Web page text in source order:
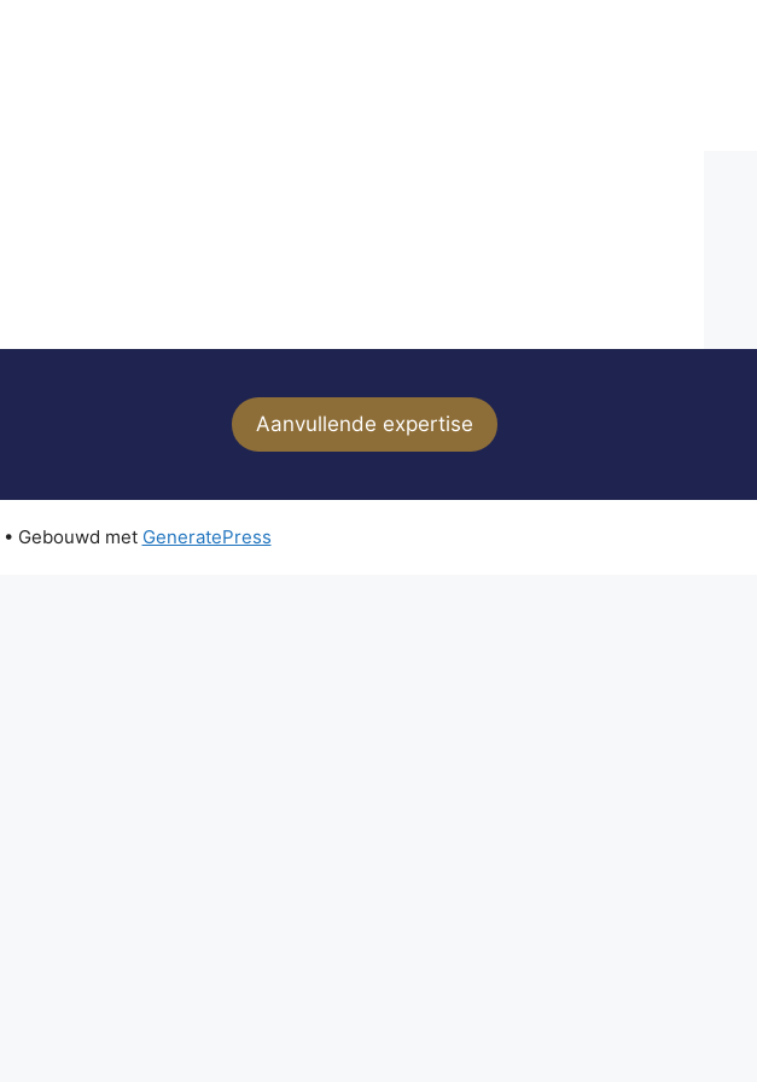
Aanvullende expertise
• Gebouwd met GeneratePress